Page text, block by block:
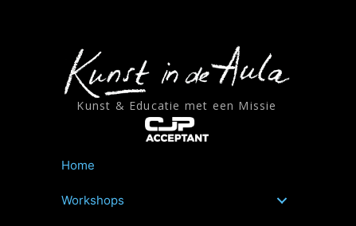
Kunst & Educatie met een Missie
Home
Workshops